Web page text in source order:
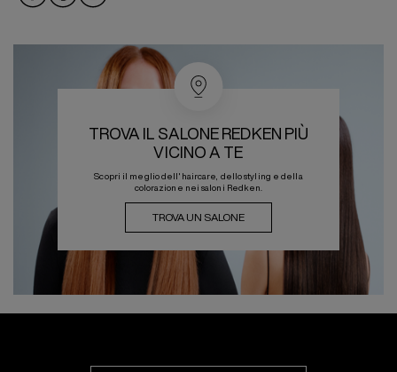
TROVA IL SALONE REDKEN PIÙ
VICINO A TE
Scopri il meglio dell'haircare, dello styling e della
colorazione nei saloni Redken.
TROVA UN SALONE